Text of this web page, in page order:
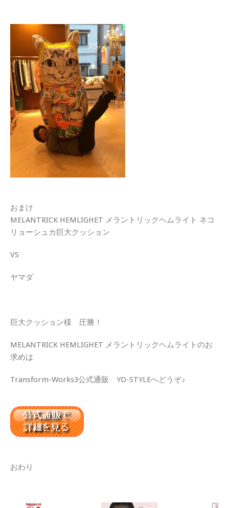
おまけ
MELANTRICK HEMLIGHET メラントリックヘムライト ネコ
リョーシュカ巨大クッション
VS
ヤマダ
巨大クッション様 圧勝！
MELANTRICK HEMLIGHET メラントリックヘムライトのお
求めは
Transform-Works3公式通販 YD-STYLEへどうぞ♪
おわり